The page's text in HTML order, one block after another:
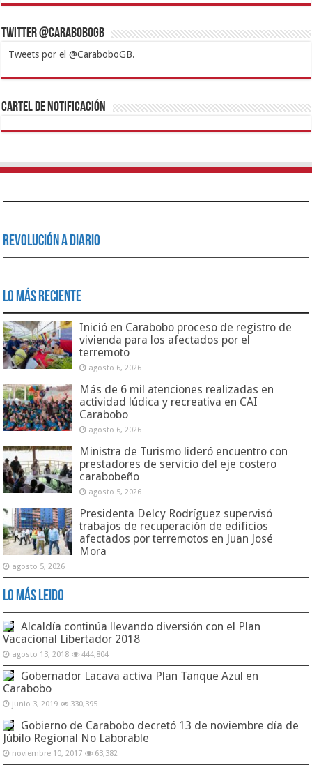
Twitter @CaraboboGB
Tweets por el @CaraboboGB.
1xbetBetturkeyBetistKralbetSupertotobetTipobetMatadorbetMariobet
https://mvbcasino.com/
Cartel de Notificación
Revolución a Diario
Lo Más Reciente
Inició en Carabobo proceso de registro de
vivienda para los afectados por el
terremoto
agosto 6, 2026
Más de 6 mil atenciones realizadas en
actividad lúdica y recreativa en CAI
Carabobo
agosto 6, 2026
Ministra de Turismo lideró encuentro con
prestadores de servicio del eje costero
carabobeño
agosto 5, 2026
Presidenta Delcy Rodríguez supervisó
trabajos de recuperación de edificios
afectados por terremotos en Juan José
Mora
agosto 5, 2026
Lo Más Leido
Alcaldía continúa llevando diversión con el Plan
Vacacional Libertador 2018
agosto 13, 2018 444,804
Gobernador Lacava activa Plan Tanque Azul en
Carabobo
junio 3, 2019 330,395
Gobierno de Carabobo decretó 13 de noviembre día de
Júbilo Regional No Laborable
noviembre 10, 2017 63,382